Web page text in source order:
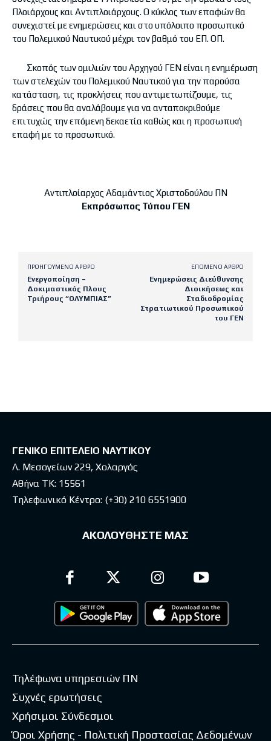
Πλοιάρχους και Αντιπλοιάρχους. Ο κύκλος των επαφών θα
συνεχιστεί με ενημερώσεις και στο υπόλοιπο προσωπικό
του Πολεμικού Ναυτικού μέχρι τον βαθμό του ΕΠ. ΟΠ.
Σκοπός των ομιλιών του Αρχηγού ΓΕΝ είναι η ενημέρωση
των στελεχών του Πολεμικού Ναυτικού για την παρούσα
κατάσταση, τις προκλήσεις που αντιμετωπίζουμε, τις
δράσεις που θα αναλάβουμε για να ανταποκριθούμε
επιτυχώς την επόμενη δεκαετία καθώς και η προσωπική
επαφή με το προσωπικό.
Αντιπλοίαρχος Αδαμάντιος Χριστοδούλου ΠΝ
Εκπρόσωπος Τύπου ΓΕΝ
ΠΡΟΗΓΟΎΜΕΝΟ ΆΡΘΡΟ
Ενεργοποίηση –
Δοκιμαστικός Πλους
Τριήρους “ΟΛΥΜΠΙΑΣ”
ΕΠΌΜΕΝΟ ΆΡΘΡΟ
Ενημερώσεις Διεύθυνσης
Διοικήσεως και
Σταδιοδρομίας
Στρατιωτικού Προσωπικού
του ΓΕΝ
ΓΕΝΙΚΟ ΕΠΙΤΕΛΕΙΟ ΝΑΥΤΙΚΟΥ
Λ. Μεσογείων 229, Χολαργός
Αθήνα ΤΚ: 15561
Τηλεφωνικό Κέντρο: (+30) 210 6551900
ΑΚΟΛΟΥΘΗΣΤΕ ΜΑΣ
Τηλέφωνα υπηρεσιών ΠΝ
Συχνές ερωτήσεις
Χρήσιμοι Σύνδεσμοι
Όροι Χρήσης - Πολιτική Προστασίας Δεδομένων